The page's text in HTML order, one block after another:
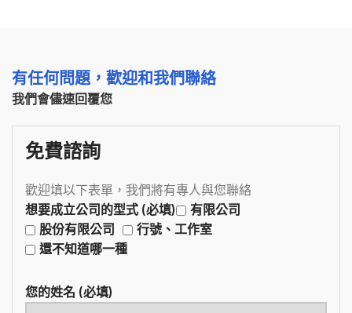
有任何問題，歡迎和我們聯絡
我們會儘速回覆您
免費諮詢
歡迎填以下表單，我們將有專人與您聯絡
想要成立公司的型式 (必填)
有限公司
股份有限公司
行號、工作室
還不知道哪一種
您的姓名 (必填)